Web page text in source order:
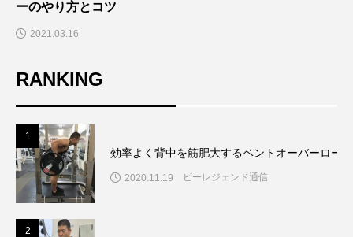
ーのやり方とコツ
2021.03.16
RANKING
1
効率よく背中を筋肥大するベントオーバーロー
2020.11.19 ビーレジェンド通信
2